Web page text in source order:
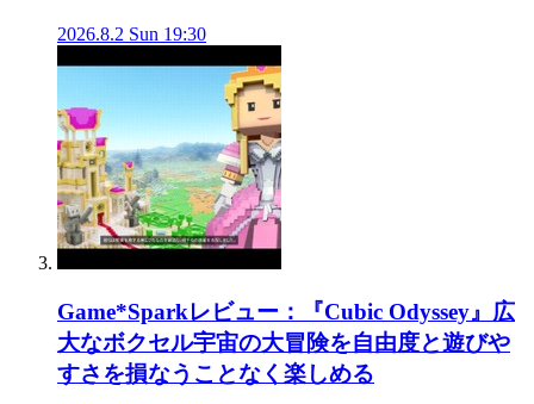
2026.8.2 Sun 19:30
Game*Sparkレビュー：『Cubic Odyssey』広
大なボクセル宇宙の大冒険を自由度と遊びや
すさを損なうことなく楽しめる